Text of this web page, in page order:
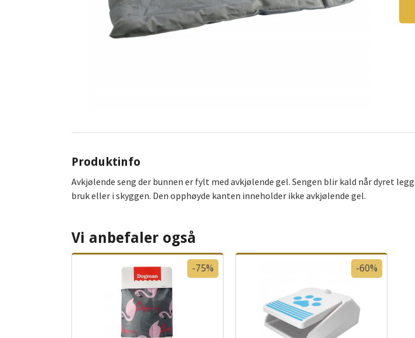
Produktinfo
Avkjølende seng der bunnen er fylt med avkjølende gel. Sengen blir kald når dyret
bruk eller i skyggen. Den opphøyde kanten inneholder ikke avkjølende gel.
Vi anbefaler også
-75% -60%